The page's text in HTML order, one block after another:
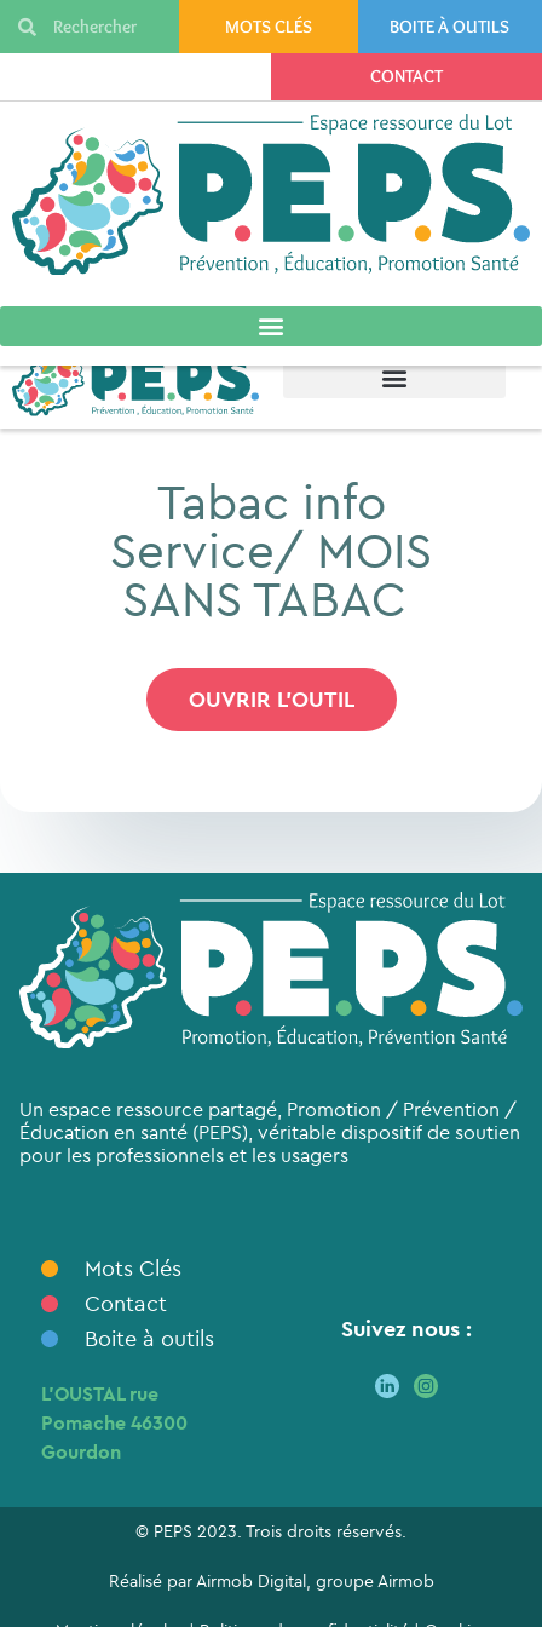
MOTS CLÉS BOITE À OUTILS
CONTACT
Tabac info
Service/ MOIS
SANS TABAC
OUVRIR L'OUTIL
Un espace ressource partagé, Promotion / Prévention /
Éducation en santé (PEPS), véritable dispositif de soutien
pour les professionnels et les usagers
Mots Clés
Contact
Boite à outils
L’OUSTAL rue
Pomache 46300
Gourdon
Suivez nous :
© PEPS 2023. Trois droits réservés.
Réalisé parAirmob Digital, groupeAirmob